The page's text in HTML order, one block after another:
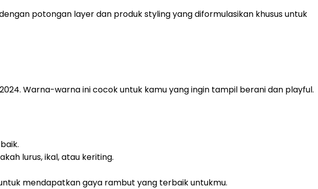
potongan layer dan produk styling yang diformulasikan khusus untuk
Warna-warna ini cocok untuk kamu yang ingin tampil berani dan playful.
lurus, ikal, atau keriting.
mendapatkan gaya rambut yang terbaik untukmu.